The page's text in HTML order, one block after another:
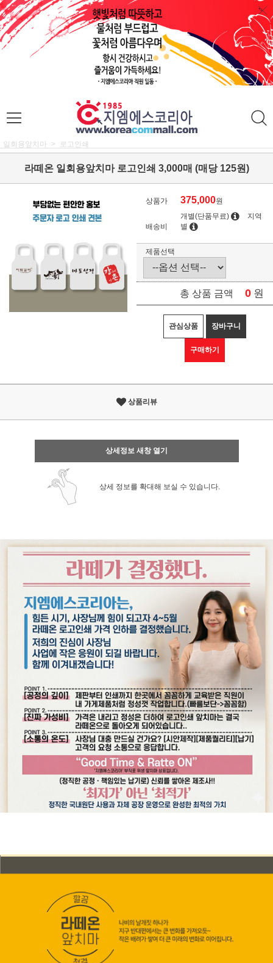
일회용앞치마 로고인쇄
라떼온 일회용앞치마 로고인쇄 3,000매 (매당 125원)
상품가 375,000원
배송비
개별(단품무료)
지역
별
제품선택
총 상품 금액 0 원
관심상품 장바구니
구매하기
상품리뷰
상세정보 새창 열기
상세 정보를 확대해 보실 수 있습니다.